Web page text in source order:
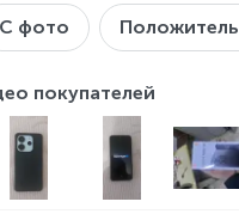
С фото
покупателей